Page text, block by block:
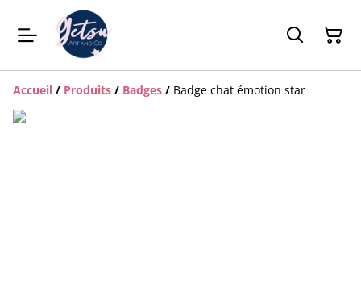
Accueil / Produits / Badges / Badge chat émotion star